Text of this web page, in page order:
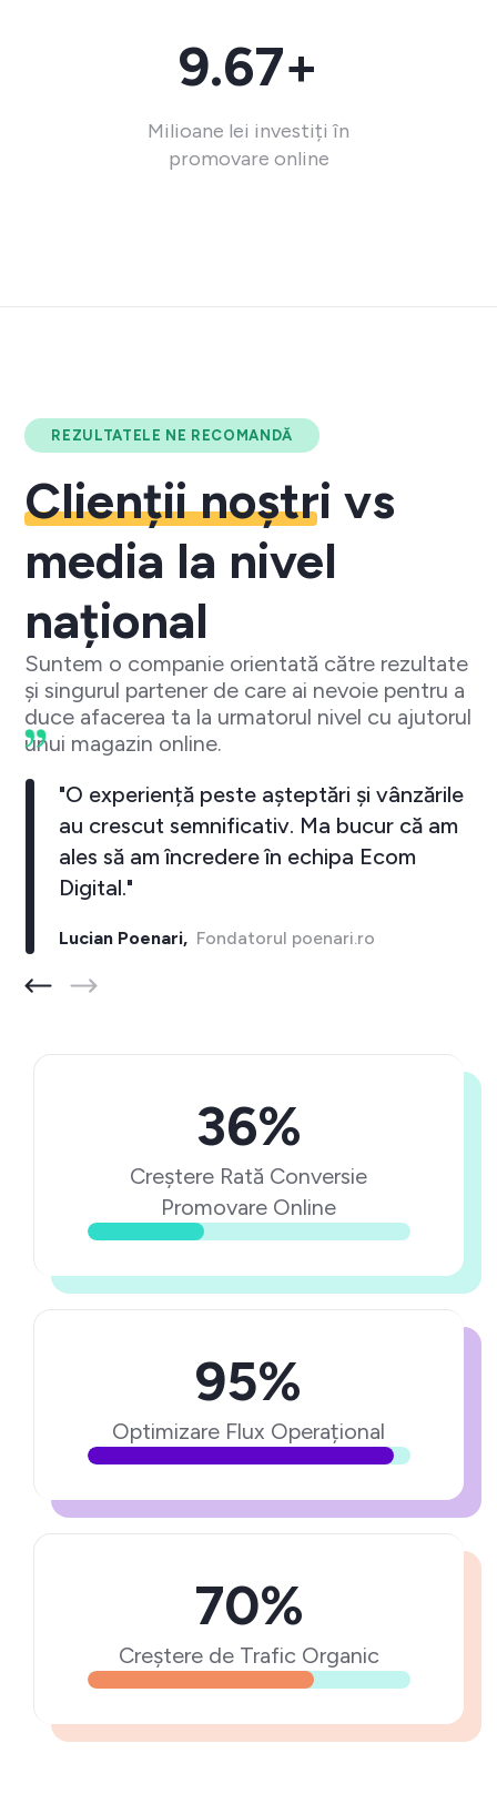
9.67+
Milioane lei investiți în
promovare online
REZULTATELE NE RECOMANDĂ
Clienții noștri vs
media la nivel
național
Suntem o companie orientată către rezultate
și singurul partener de care ai nevoie pentru a
duce afacerea ta la urmatorul nivel cu ajutorul
unui magazin online.
"O experiență peste așteptări și vânzările
au crescut semnificativ. Ma bucur că am
ales să am încredere în echipa Ecom
Digital."
Lucian Poenari,Fondatorul poenari.ro
36%
Creștere Rată Conversie
Promovare Online
95%
Optimizare Flux Operațional
70%
Creștere de Trafic Organic